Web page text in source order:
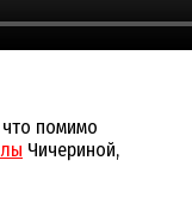
помимо
Чичериной,